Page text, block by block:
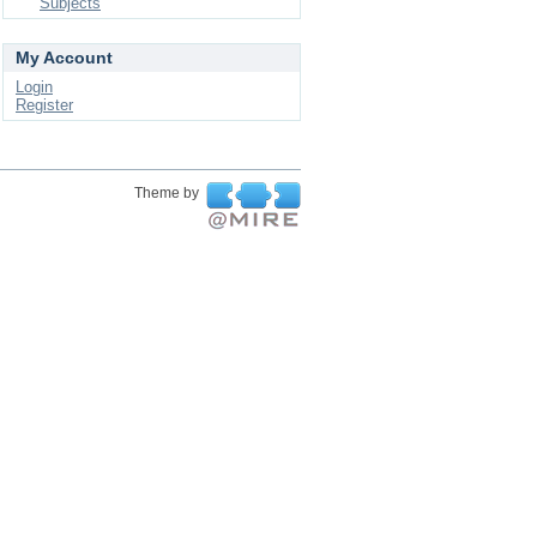
My Account
Login
Register
Theme by